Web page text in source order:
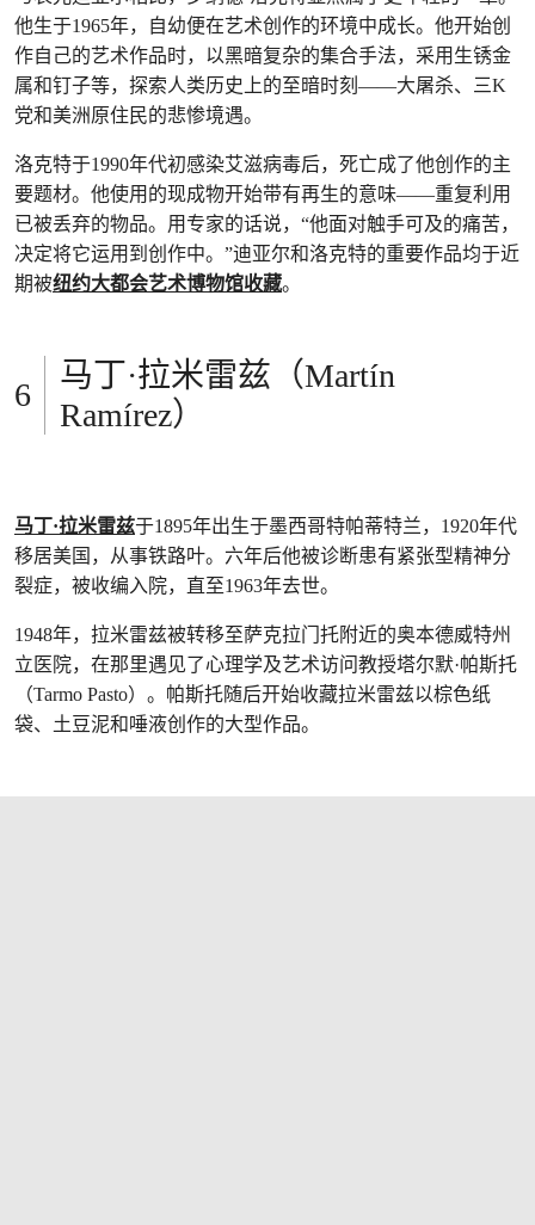
他生于1965年，自幼便在艺术创作的环境中成长。他开始创
作自己的艺术作品时，以黑暗复杂的集合手法，采用生锈金
属和钉子等，探索人类历史上的至暗时刻——大屠杀、三K
党和美洲原住民的悲惨境遇。
洛克特于1990年代初感染艾滋病毒后，死亡成了他创作的主
要题材。他使用的现成物开始带有再生的意味——重复利用
已被丢弃的物品。用专家的话说，“他面对触手可及的痛苦，
决定将它运用到创作中。”迪亚尔和洛克特的重要作品均于近
期被纽约大都会艺术博物馆收藏。
马丁·拉米雷兹（Martín
Ramírez）
马丁·拉米雷兹于1895年出生于墨西哥特帕蒂特兰，1920年代
移居美国，从事铁路叶。六年后他被诊断患有紧张型精神分
裂症，被收编入院，直至1963年去世。
1948年，拉米雷兹被转移至萨克拉门托附近的奥本德威特州
立医院，在那里遇见了心理学及艺术访问教授塔尔默·帕斯托
（Tarmo Pasto）。帕斯托随后开始收藏拉米雷兹以棕色纸
袋、土豆泥和唾液创作的大型作品。